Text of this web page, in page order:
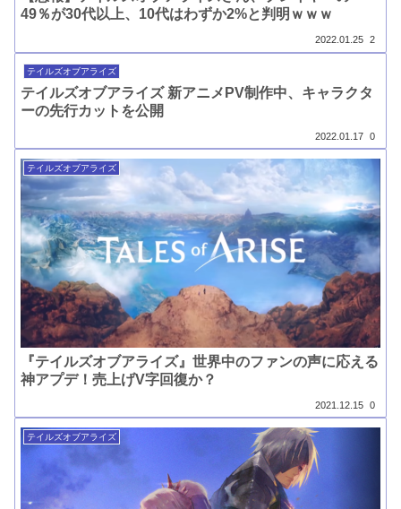
49％が30代以上、10代はわずか2%と判明ｗｗｗ
2022.01.25 2
テイルズオブアライズ
テイルズオブアライズ 新アニメPV制作中、キャラクタ
ーの先行カットを公開
2022.01.17 0
テイルズオブアライズ
『テイルズオブアライズ』世界中のファンの声に応える
神アプデ！売上げV字回復か？
2021.12.15 0
テイルズオブアライズ